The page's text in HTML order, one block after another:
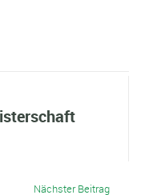
Nächster Beitrag